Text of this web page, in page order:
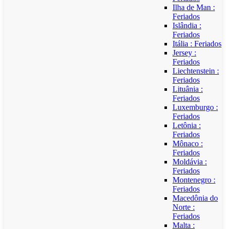
Ilha de Man :
Feriados
Islândia :
Feriados
Itália : Feriados
Jersey :
Feriados
Liechtenstein :
Feriados
Lituânia :
Feriados
Luxemburgo :
Feriados
Letônia :
Feriados
Mônaco :
Feriados
Moldávia :
Feriados
Montenegro :
Feriados
Macedônia do
Norte :
Feriados
Malta :